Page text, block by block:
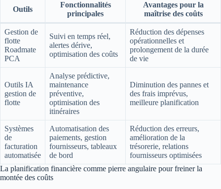
Outils
Fonctionnalités
principales
Avantages pour la
maîtrise des coûts
Gestion de
flotte
Roadmate
PCA
Suivi en temps réel,
alertes dérive,
optimisation des coûts
Réduction des dépenses
opérationnelles et
prolongement de la durée
de vie
Outils IA
gestion de
flotte
Analyse prédictive,
maintenance
préventive,
optimisation des
itinéraires
Diminution des pannes et
des frais imprévus,
meilleure planification
Systèmes
de
facturation
automatisée
Automatisation des
paiements, gestion
fournisseurs, tableaux
de bord
Réduction des erreurs,
amélioration de la
trésorerie, relations
fournisseurs optimisées
La planification financière comme pierre angulaire pour freiner la
montée des coûts